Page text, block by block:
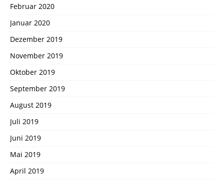
Februar 2020
Januar 2020
Dezember 2019
November 2019
Oktober 2019
September 2019
August 2019
Juli 2019
Juni 2019
Mai 2019
April 2019